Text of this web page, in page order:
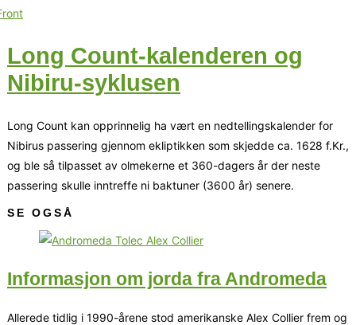
Long Count-kalenderen og
Nibiru-syklusen
Long Count kan opprinnelig ha vært en nedtellingskalender for
Nibirus passering gjennom ekliptikken som skjedde ca. 1628 f.Kr.,
og ble så tilpasset av olmekerne et 360-dagers år der neste
passering skulle inntreffe ni baktuner (3600 år) senere.
SE OGSÅ
Informasjon om jorda fra Andromeda
Allerede tidlig i 1990-årene stod amerikanske Alex Collier frem og